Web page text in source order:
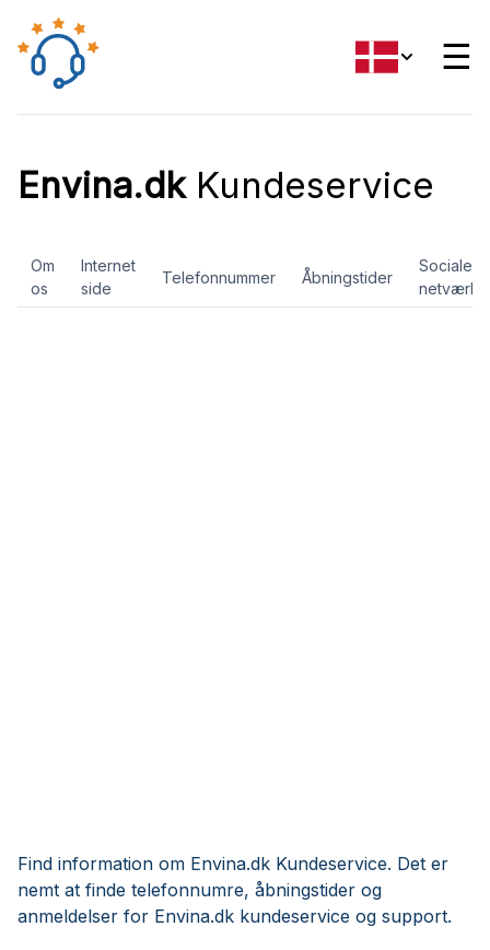
☰
Envina.dkKundeservice
Om
os
Internet
side
Telefonnummer Åbningstider
Sociale
netværk
Find information om Envina.dk Kundeservice. Det er
nemt at finde telefonnumre, åbningstider og
anmeldelser for Envina.dk kundeservice og support.